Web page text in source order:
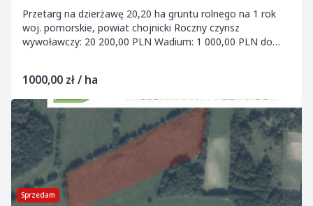
Przetarg na dzierżawę 20,20 ha gruntu rolnego na 1 rok
woj. pomorskie, powiat chojnicki Roczny czynsz
wywoławczy: 20 200,00 PLN Wadium: 1 000,00 PLN do
1000,00 zł / ha
Sprzedam